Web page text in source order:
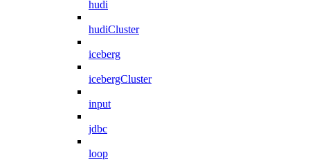
hudi
hudiCluster
iceberg
icebergCluster
input
jdbc
loop